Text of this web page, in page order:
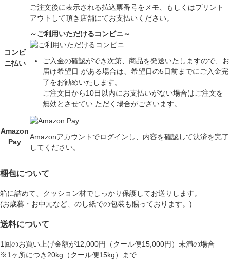
コンビ
ニ払い
ご注文後に表示される払込票番号をメモ、もしくはプリント
アウトして頂き店舗にてお支払いください。
～ご利用いただけるコンビニ～
ご入金の確認ができ次第、商品を発送いたしますので、お
届け希望日 がある場合は、希望日の5日前までにご入金完
了をお勧めいたします。
ご注文日から10日以内にお支払いがない場合はご注文を
無効とさせてい ただく場合がございます。
Amazon
Pay
Amazonアカウントでログインし、内容を確認して決済を完了
してください。
梱包について
箱に詰めて、クッション材でしっかり保護してお送りします。
(お歳暮・お中元など、のし紙での包装も賜っております。)
送料について
1回のお買い上げ金額が12,000円（クール便15,000円）未満の場合
※1ヶ所につき20kg（クール便15kg）まで